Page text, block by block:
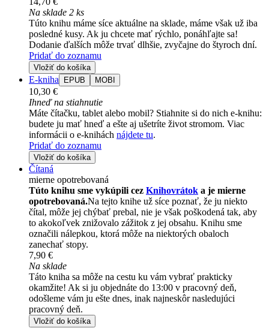
Na sklade 2 ks
Túto knihu máme síce aktuálne na sklade, máme však už iba
posledné kusy. Ak ju chcete mať rýchlo, ponáhľajte sa!
Dodanie ďalších môže trvať dlhšie, zvyčajne do štyroch dní.
Pridať do zoznamu
Vložiť do košíka
E-kniha EPUB MOBI
10,30 €
Ihneď na stiahnutie
Máte čítačku, tablet alebo mobil? Stiahnite si do nich e-knihu:
budete ju mať hneď a ešte aj ušetríte život stromom. Viac
informácii o e-knihách nájdete tu.
Pridať do zoznamu
Vložiť do košíka
Čítaná
mierne opotrebovaná
Túto knihu sme vykúpili cez Knihovrátok a je mierne
opotrebovaná.Na tejto knihe už síce poznať, že ju niekto
čítal, môže jej chýbať prebal, nie je však poškodená tak, aby
to akokoľvek znižovalo zážitok z jej obsahu. Knihu sme
označili nálepkou, ktorá môže na niektorých obaloch
zanechať stopy.
7,90 €
Na sklade
Táto kniha sa môže na cestu ku vám vybrať prakticky
okamžite! Ak si ju objednáte do 13:00 v pracovný deň,
odošleme vám ju ešte dnes, inak najneskôr nasledujúci
pracovný deň.
Vložiť do košíka